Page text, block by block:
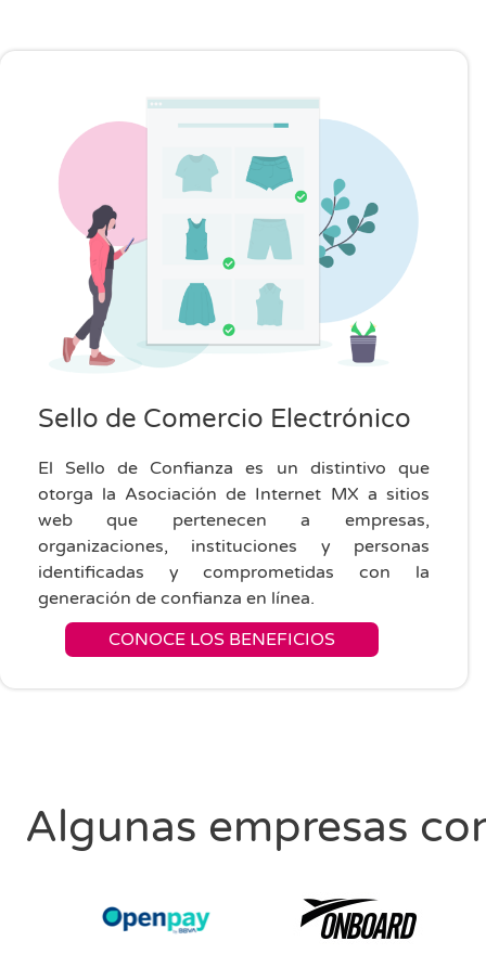
Sello de Comercio Electrónico
El Sello de Confianza es un distintivo que
otorga la Asociación de Internet MX a sitios
web que pertenecen a empresas,
organizaciones, instituciones y personas
identificadas y comprometidas con la
generación de confianza en línea.
CONOCE LOS BENEFICIOS
Algunas empresas